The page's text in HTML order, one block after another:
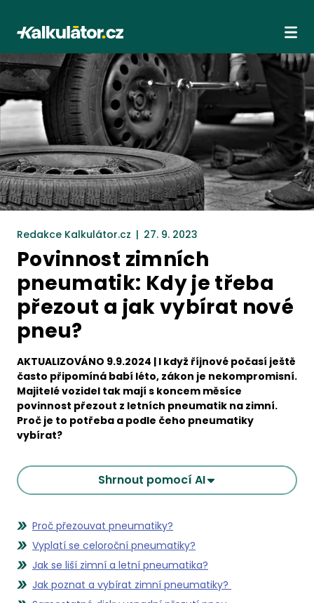
Kalkulátor.cz
Redakce Kalkulátor.cz | 27. 9. 2023
Povinnost zimních
pneumatik: Kdy je třeba
přezout a jak vybírat nové
pneu?
AKTUALIZOVÁNO 9.9.2024 | I když říjnové počasí ještě
často připomíná babí léto, zákon je nekompromisní.
Majitelé vozidel tak mají s koncem měsíce
povinnost přezout z letních pneumatik na zimní.
Proč je to potřeba a podle čeho pneumatiky
vybírat?
Shrnout pomocí AI
Proč přezouvat pneumatiky?
Vyplatí se celoroční pneumatiky?
Jak se liší zimní a letní pneumatika?
Jak poznat a vybírat zimní pneumatiky?